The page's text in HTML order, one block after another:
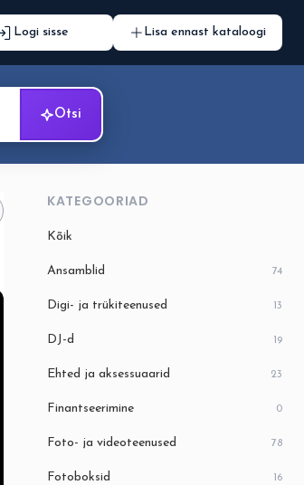
Logi sisse Lisa ennast kataloogi
Otsi
KATEGOORIAD
Kõik
Ansamblid 74
Digi- ja trükiteenused 13
DJ-d 19
Ehted ja aksessuaarid 23
Finantseerimine 0
Foto- ja videoteenused 78
Fotoboksid 16